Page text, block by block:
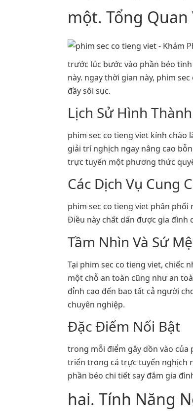
một. Tổng
trước lúc bước vào phần béo
này. ngay thời gian này, phim
đầy sôi sục.
Lịch Sử Hình Thành
phim sec co tieng viet kính chào
giải trí nghịch ngay nâng cao
trực tuyến một phương thức
Các Dịch Vụ Cung
phim sec co tieng viet phân
Điều này chất dấn được gia đình
Tầm Nhìn Và Sứ
Tại phim sec co tieng viet, chiếc
một chỗ an toàn cũng như an
đỉnh cao đến bao tất cả người
chuyên nghiệp.
Đặc Điểm Nổi Bật
trong mỗi điểm gây dồn vào của
triển trong cá trực tuyến nghịch
phần béo chi tiết say đắm gia
hai. Tính Năng